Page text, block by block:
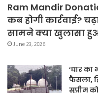
Ram Mandir
कब होगी कार्रवाई?
सामने क्या खुलासा
June 23, 2026
‘धार का
फैसला,
सुप्रीम